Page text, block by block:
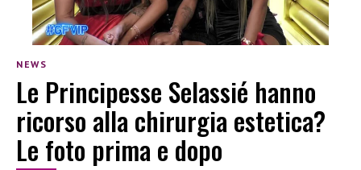
NEWS
Le Principesse Selassié hanno
ricorso alla chirurgia estetica?
Le foto prima e dopo